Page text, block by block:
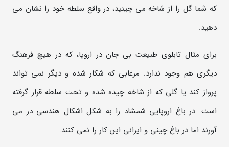
که شما گل را از شاخه می چینید، در واقع سلطه خود را نشان می
دهید.
برای مثال تابلوی طبیعت بی جان در اروپا، که در هیچ فرهنگ
دیگری هم وجود ندارد. مرغابی که شکار شده و دیگر نمی تواند
پرواز کند یا گلی که از شاخه چیده شده و تحت سلطه قرار گرفته
است. در باغ اروپایی شمشاد را به شکل اشکال هندسی در می
آورند اما در باغ چینی و ایرانی این کار را نمی کنند.